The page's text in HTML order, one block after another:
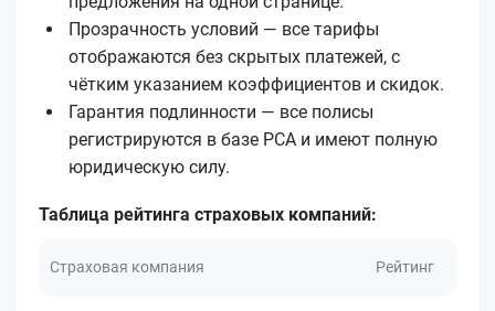
Прозрачность условий — все тарифы
отображаются без скрытых платежей, с
чётким указанием коэффициентов и скидок.
Гарантия подлинности — все полисы
регистрируются в базе РСА и имеют полную
юридическую силу.
Таблица рейтинга страховых компаний:
Страховая компания Рейтинг